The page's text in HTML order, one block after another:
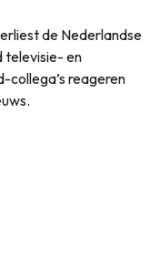
de Nederlandse
televisie- en
collega’s reageren